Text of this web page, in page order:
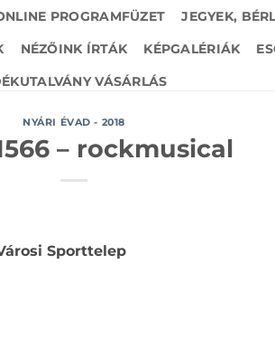
PROGRAMFÜZET JEGYEK,
NÉZŐINK ÍRTÁK KÉPGALÉRIÁK
VÁSÁRLÁS
NYÁRI ÉVAD - 2018
– rockmusical
Sporttelep